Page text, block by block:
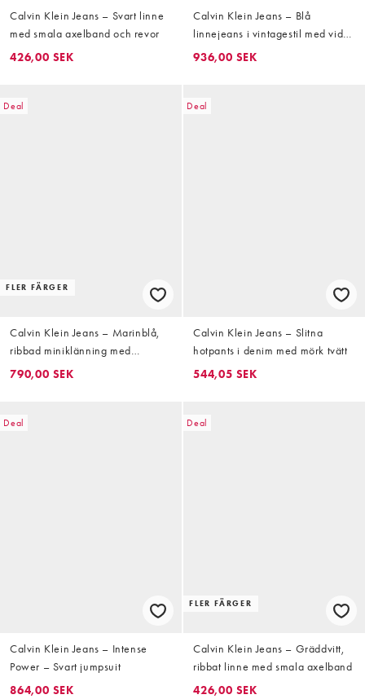
Calvin Klein Jeans – Svart linne
med smala axelband och revor
426,00 SEK
Calvin Klein Jeans – Blå
linnejeans i vintagestil med vida
ben
936,00 SEK
Deal
FLER FÄRGER
Calvin Klein Jeans – Marinblå,
ribbad miniklänning med
märkeslogga
790,00 SEK
Deal
Calvin Klein Jeans – Slitna
hotpants i denim med mörk tvätt
544,05 SEK
Deal
Calvin Klein Jeans – Intense
Power – Svart jumpsuit
864,00 SEK
Deal
FLER FÄRGER
Calvin Klein Jeans – Gräddvitt,
ribbat linne med smala axelband
426,00 SEK